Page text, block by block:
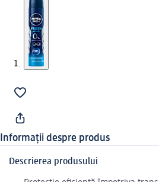
Informații despre produs
Descrierea produsului